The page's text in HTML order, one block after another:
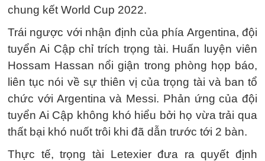
chung kết World Cup 2022.
Trái ngược với nhận định của phía Argentina, đội
tuyển Ai Cập chỉ trích trọng tài. Huấn luyện viên
Hossam Hassan nổi giận trong phòng họp báo,
liên tục nói về sự thiên vị của trọng tài và ban tổ
chức với Argentina và Messi. Phản ứng của đội
tuyển Ai Cập không khó hiểu bởi họ vừa trải qua
thất bại khó nuốt trôi khi đã dẫn trước tới 2 bàn.
Thực tế, trọng tài Letexier đưa ra quyết định